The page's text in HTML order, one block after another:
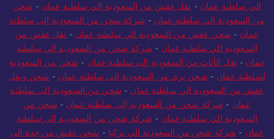
الي سلطنة عمان - نقل عفش من السعودية الي سلطنة عمان - شحن
من السعودية الي سلطنة عمان - شركة شحن من السعودية إلى سلطنة
عمان - شحن عفش من السعودية الي سلطنة عمان - نقل عفش من
السعودية الي سلطنة عمان - شركة شحن من السعودية الي سلطنة
عمان - نقل الأثاث من السعودية إلى سلطنة عمان - شحن من السعودية
لسلطنة عمان - شحن بري من السعودية الي سلطنة عمان - شحن ونقل
عفش من السعودية الي سلطنة عمان - شحن من السعودية الى سلطنة
عمان - شركة شحن من السعودية إلى سلطنة عمان - شحن من
السعودية الي سلطنة عمان - شركة شحن من السعودية الي سلطنة
عمان - شركة شحن من السعودية الي تركيا - شحن عفش من جدة الى